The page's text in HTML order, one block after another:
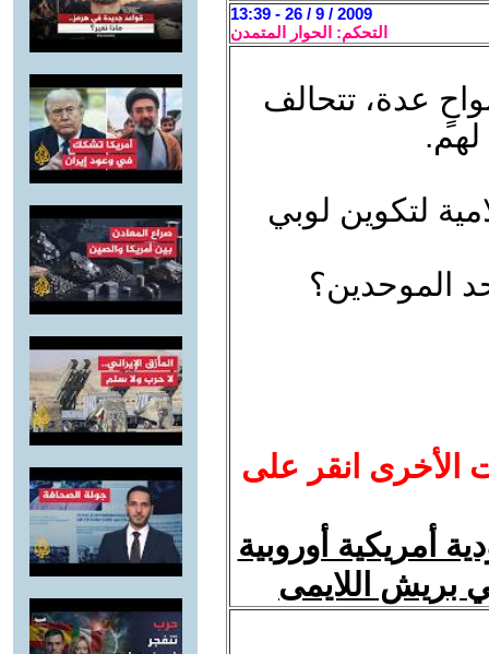
2009 / 9 / 26 - 13:39
التحكم: الحوار المتمدن
عدة، تتحالف
لهم.
لتكوين لوبي
الموحدين؟
الأخرى انقر على
أمريكية أوروبية
بريش اللايمى